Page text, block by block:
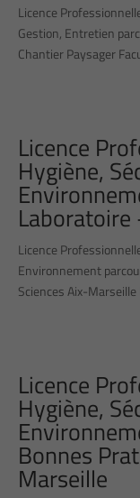
Licence
Gestion, Entretien
Chantier Paysager
Licence
Hygiène,
Licence
Environnement
Sciences Aix-
Licence
Hygiène,
Bonnes
Marseille